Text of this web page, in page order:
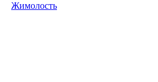
Жимолость